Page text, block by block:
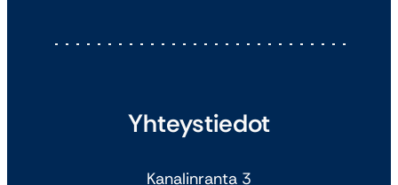
Yhteystiedot
Kanalinranta 3